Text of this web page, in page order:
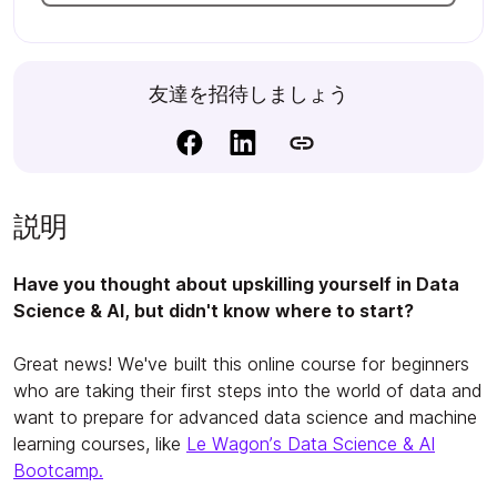
友達を招待しましょう
説明
Have you thought about upskilling yourself in Data
Science & AI, but didn't know where to start?
Great news! We've built this online course for beginners
who are taking their first steps into the world of data and
want to prepare for advanced data science and machine
learning courses, like Le Wagon’s Data Science & AI
Bootcamp.